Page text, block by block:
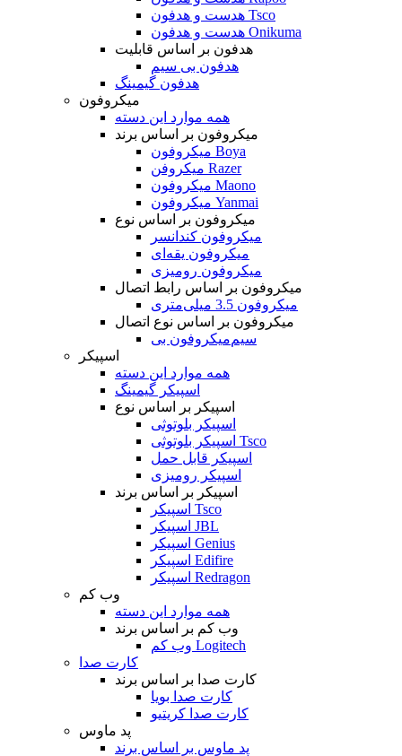
هدست و هدفون Tsco
هدست و هدفون Onikuma
هدفون بر اساس قابلیت
هدفون بی سیم
هدفون گیمینگ
میکروفون
همه موارد این دسته
میکروفون بر اساس برند
میکروفون Boya
میکروفن Razer
میکروفون Maono
میکروفون Yanmai
میکروفون بر اساس نوع
میکروفون کندانسر
میکروفون یقه‌ای
میکروفون رومیزی
میکروفون بر اساس رابط اتصال
میکروفون 3.5 میلی‌متری
میکروفون بر اساس نوع اتصال
میکروفون بی‌‎سیم
اسپیکر
همه موارد این دسته
اسپیکر گیمینگ
اسپیکر بر اساس نوع
اسپیکر بلوتوثی
اسپیکر بلوتوثی Tsco
اسپیکر قابل حمل
اسپیکر رومیزی
اسپیکر بر اساس برند
اسپیکر Tsco
اسپیکر JBL
اسپیکر Genius
اسپیکر Edifire
اسپیکر Redragon
وب کم
همه موارد این دسته
وب کم بر اساس برند
وب کم Logitech
کارت صدا
کارت صدا بر اساس برند
کارت صدا بویا
کارت صدا کریتیو
پد ماوس
پد ماوس بر اساس برند